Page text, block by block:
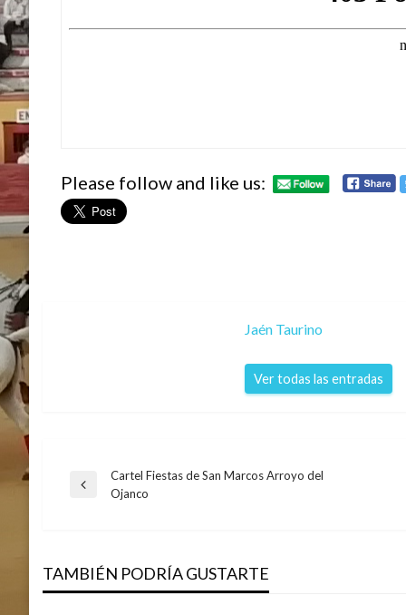
Please follow and like us:
Jaén Taurino
Ver todas las entradas
Navegación
entradas
Entrada
Cartel Fiestas de San Marcos Arroyo del
Ojanco
TAMBIÉN PODRÍA GUSTARTE